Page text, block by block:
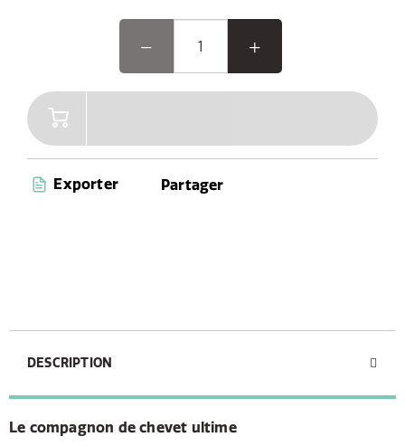
Exporter Partager
DESCRIPTION
Le compagnon de chevet ultime